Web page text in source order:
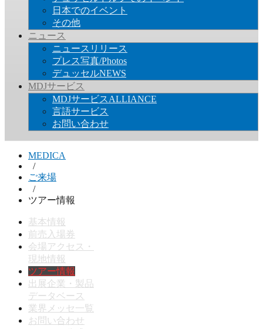
日本でのイベント
その他
ニュース
ニュースリリース
プレス写真/Photos
デュッセルNEWS
MDJサービス
MDJサービスALLIANCE
言語サービス
お問い合わせ
MEDICA
/
ご来場
/
ツアー情報
基本情報
前売入場券
会場アクセス・
現地情報
ツアー情報
出展企業・製品
データベース
業界メッセ一覧
お問い合わせ